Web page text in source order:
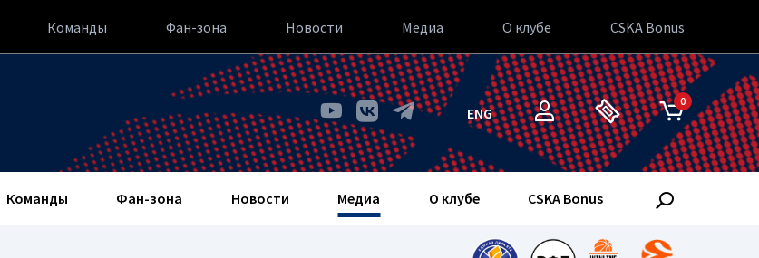
Команды Фан-зона Новости Медиа О клубе CSKA Bonus
ENG
0
Команды Фан-зона Новости Медиа О клубе CSKA Bonus